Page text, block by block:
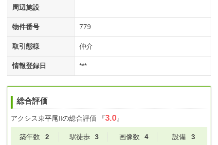
周辺施設
物件番号 779
取引態様 仲介
情報登録日 ***
総合評価
アクシス東平尾IIの総合評価 『3.0』
築年数 2 駅徒歩 3 画像数 4 設備 3